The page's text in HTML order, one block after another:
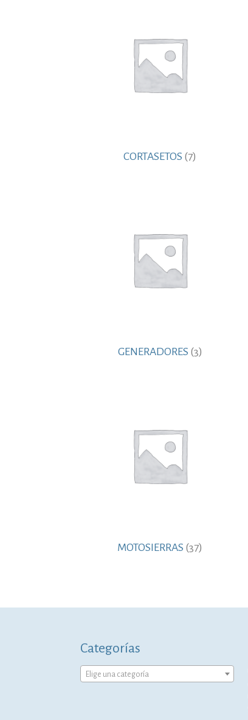
CORTASETOS (7)
GENERADORES (3)
MOTOSIERRAS (37)
Categorías
Elige una categoría